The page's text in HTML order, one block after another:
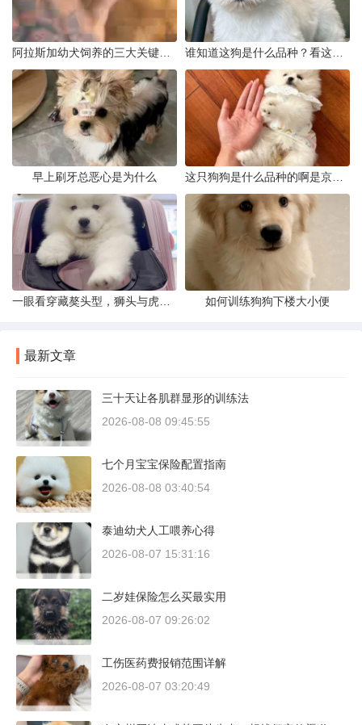
早上刷牙总恶心是为什么
如何训练狗狗下楼大小便
最新文章
三十天让各肌群显形的训练法
2026-08-08 09:45:55
七个月宝宝保险配置指南
2026-08-08 03:40:54
泰迪幼犬人工喂养心得
2026-08-07 15:31:16
二岁娃保险怎么买最实用
2026-08-07 09:26:02
工伤医药费报销范围详解
2026-08-07 03:20:49